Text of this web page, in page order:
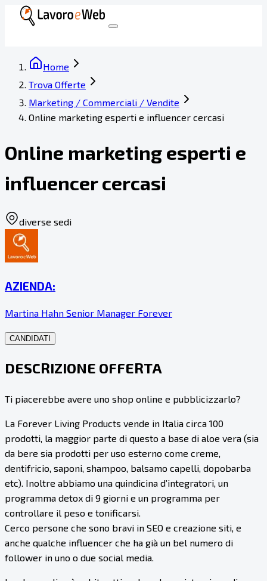
Home
Trova Offerte
Marketing / Commerciali / Vendite
Online marketing esperti e influencer cercasi
Online marketing esperti e
influencer cercasi
diverse sedi
AZIENDA:
Martina Hahn Senior Manager Forever
CANDIDATI
DESCRIZIONE OFFERTA
Ti piacerebbe avere uno shop online e pubblicizzarlo?
La Forever Living Products vende in Italia circa 100
prodotti, la maggior parte di questo a base di aloe vera (sia
da bere sia prodotti per uso esterno come creme,
dentifricio, saponi, shampoo, balsamo capelli, dopobarba
etc). Inoltre abbiamo una quindicina d’integratori, un
programma detox di 9 giorni e un programma per
controllare il peso e tonificarsi.
Cerco persone che sono bravi in SEO e creazione siti, e
anche qualche influencer che ha già un bel numero di
follower in uno o due social media.